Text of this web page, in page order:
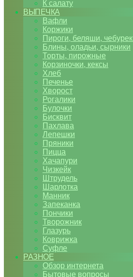
К салату
ВЫПЕЧКА
Вафли
Коржики
Пироги, беляши,
Блины, оладьи, сырники
Торты, пирожные
Корзиночки, кексы
Хлеб
Печенье
Хворост
Рогалики
Булочки
Бисквит
Пахлава
Лепешки
Пряники
Пицца
Хачапури
Чизкейк
Штрудель
Шарлотка
Манник
Запеканка
Пончики
Творожник
Глазурь
Коврижка
Суфле
РАЗНОЕ
Обзор интернета
Бытовые вопросы